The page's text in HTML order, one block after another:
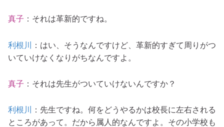
真子 ：それは革新的ですね。
利根川
：はい、そうなんですけど、革新的すぎて周りがつ
いていけなくなりがちなんですよ。
真子 ：それは先生がついていけないんですか？
利根川
：先生ですね。何をどうやるかは校長に左右される
ところがあって。だから属人的なんですよ。その小学校も